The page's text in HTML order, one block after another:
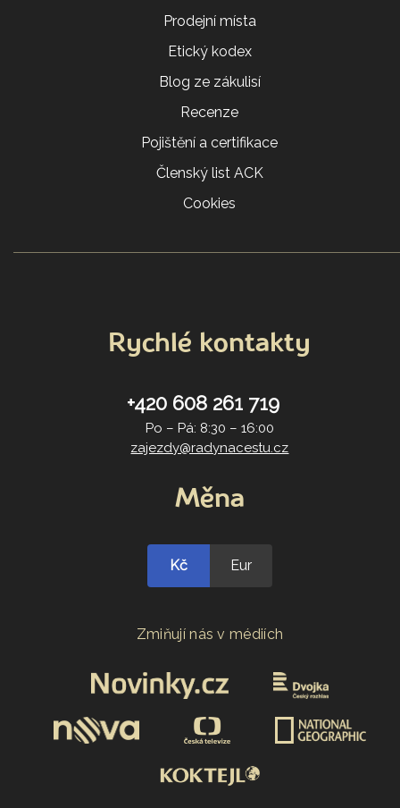
Prodejní místa
Etický kodex
Blog ze zákulisí
Recenze
Pojištění a certifikace
Členský list ACK
Cookies
Rychlé kontakty
+420 608 261 719
Po – Pá: 8:30 – 16:00
zajezdy@radynacestu.cz
Měna
Kč Eur
Zmiňují nás v médiích